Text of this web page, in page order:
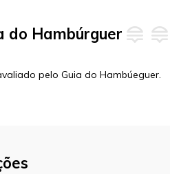
do Hambúrguer
pelo Guia do Hambúeguer.